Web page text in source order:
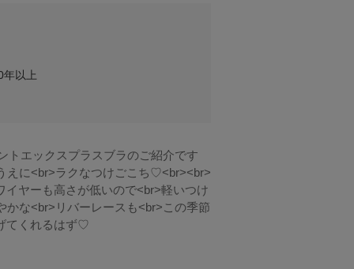
年以上
トエックスプラスブラのご紹介です
えに<br>ラクなつけごこち♡<br><br>
ヤーも高さが低いので<br>軽いつけ
な<br>リバーレースも<br>この季節
てくれるはず♡